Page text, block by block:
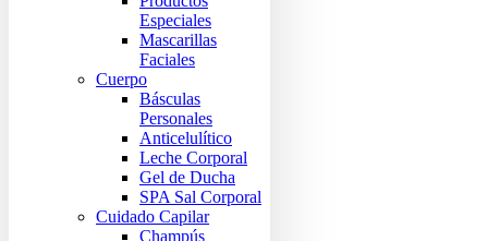
Especiales
Mascarillas
Faciales
Cuerpo
Básculas
Personales
Anticelulítico
Leche Corporal
Gel de Ducha
SPA Sal Corporal
Cuidado Capilar
Champús